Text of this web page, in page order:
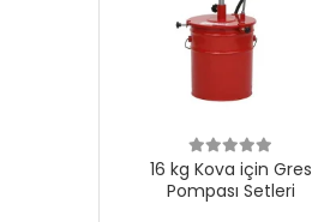
16 kg Kova için Gres
Pompası Setleri